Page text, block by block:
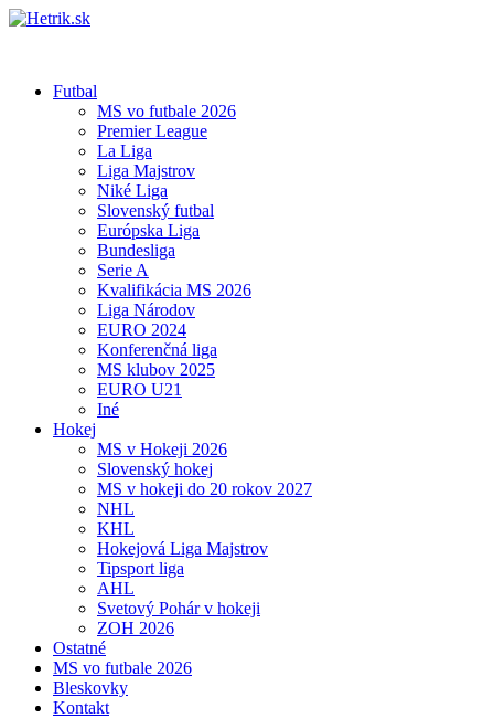
Futbal
MS vo futbale 2026
Premier League
La Liga
Liga Majstrov
Niké Liga
Slovenský futbal
Európska Liga
Bundesliga
Serie A
Kvalifikácia MS 2026
Liga Národov
EURO 2024
Konferenčná liga
MS klubov 2025
EURO U21
Iné
Hokej
MS v Hokeji 2026
Slovenský hokej
MS v hokeji do 20 rokov 2027
NHL
KHL
Hokejová Liga Majstrov
Tipsport liga
AHL
Svetový Pohár v hokeji
ZOH 2026
Ostatné
MS vo futbale 2026
Bleskovky
Kontakt